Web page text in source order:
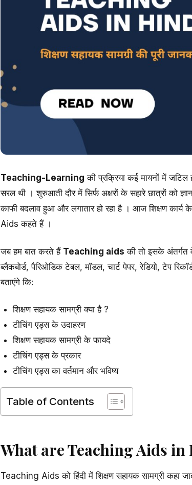
Teaching-Learning की प्रक्रिया कई मायनों में जटिल
सरल थी । शुरुआती दौर में सिर्फ अक्षरों के सहारे छात्रों को
काफी बदलाव हुआ और लगातार हो रहा है । आज शिक्षण
Aids कहते हैं ।
जब हम बात करते हैं Teaching aids की तो इसके अंतर्गत
ब्लैकबोर्ड, पैरिओडिक टेबल, मॉडल, चार्ट पेपर, रेडियो, टेप
बताएंगे कि:
शिक्षण सहायक सामग्री क्या है ?
टीचिंग एड्स के उदाहरण
शिक्षण सहायक सामग्री के फायदे
टीचिंग एड्स के प्रकार
टीचिंग एड्स का वर्तमान और भविष्य
Table of Contents
What are Teaching Aids
Teaching Aids को हिंदी में शिक्षण सहायक सामग्री कहा